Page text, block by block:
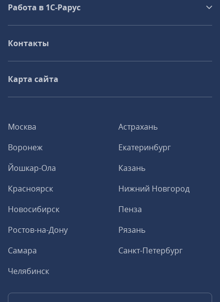
Москва
Астрахань
Воронеж
Екатеринбург
Йошкар-Ола
Казань
Красноярск
Нижний Новгород
Новосибирск
Пенза
Ростов-на-Дону
Рязань
Самара
Санкт-Петербург
Челябинск
Работа в 1С‑Рарус
Контакты
Карта сайта